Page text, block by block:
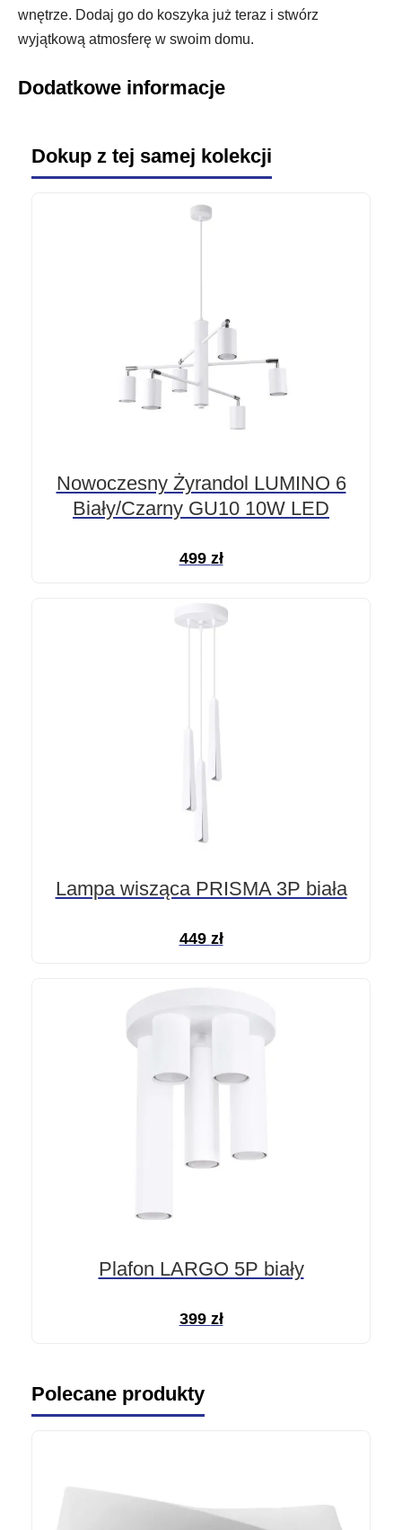
wnętrze. Dodaj go do koszyka już teraz i stwórz
wyjątkową atmosferę w swoim domu.
Dodatkowe informacje
Dokup z tej samej kolekcji
Nowoczesny Żyrandol LUMINO 6
Biały/Czarny GU10 10W LED
499 zł
Lampa wisząca PRISMA 3P biała
449 zł
Plafon LARGO 5P biały
399 zł
Polecane produkty